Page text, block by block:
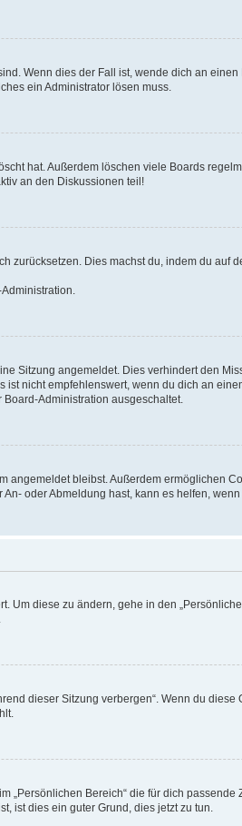
Wenn dies der Fall ist, wende dich an
ein Administrator lösen muss.
hat. Außerdem löschen viele Boards
an den Diskussionen teil!
Dies machst du, indem du auf
Sitzung angemeldet. Dies verhindert den
nicht empfehlenswert, wenn du dich an
Administration ausgeschaltet.
angemeldet bleibst. Außerdem ermöglichen
oder Abmeldung hast, kann es helfen,
diese zu ändern, gehe in den
dieser Sitzung verbergen“. Wenn du diese
Bereich“ die für dich passende
ist dies ein guter Grund, dies jetzt zu tun.